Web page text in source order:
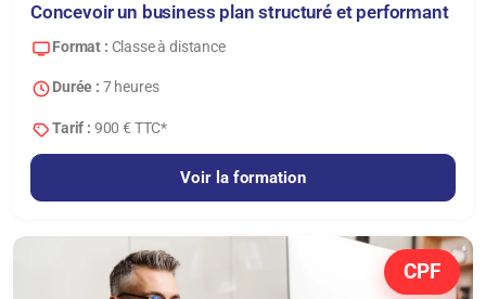
Concevoir un business plan structuré et performant
Format : Classe à distance
Durée : 7 heures
Tarif : 900 € TTC*
Voir la formation
CPF